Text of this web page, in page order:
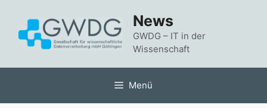
springen
News
GWDG – IT in der
Wissenschaft
Menü